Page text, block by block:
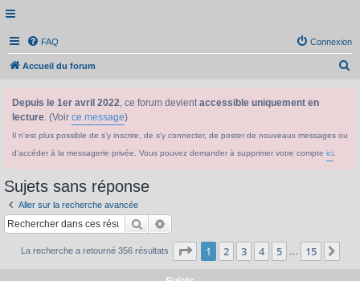
FAQ Connexion
Accueil du forum
Depuis le 1er avril 2022, ce forum devientaccessible uniquement en
lecture. (Voir ce message)
Il n'est plus possible de s'y inscrire, de s'y connecter, de poster de nouveaux messages ou
d'accéder à la messagerie privée. Vous pouvez demander à supprimer votre compte ici
Sujets sans réponse
Aller sur la recherche avancée
Rechercher
La recherche a retourné 356 résultats Page 1sur15
1 2 3 4 5 15